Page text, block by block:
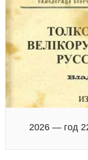
2026 — год